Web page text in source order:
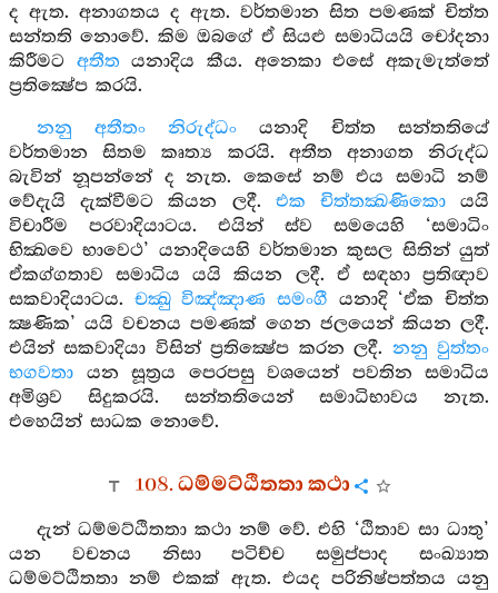
ද ඇත. අනාගතය ද ඇත. වර්තමාන සිත පමණක් චිත්ත
සන්තති නොවේ. කිම ඔබගේ ඒ සියළු සමාධියයි චෝදනා
කිරීමට අතීත යනාදිය කීය. අනෙකා එසේ අකැමැත්තේ
ප්‍රතික්‍ෂේප කරයි.
නනු අතීතං නිරුද්ධං යනාදි චිත්ත සන්තතියේ
වර්තමාන සිතම කෘත්‍ය කරයි. අතීත අනාගත නිරුද්ධ
බැවින් නූපන්නේ ද නැත. කෙසේ නම් එය සමාධි නම්
වේදැයි දැක්වීමට කියන ලදී. එක චිත්තක්‍ඛණිකොයයි
විචාරීම පරවාදියාටය. එයින් ස්ව සමයෙහි ‘සමාධිං
භික්‍ඛවෙ භාවෙථ’ යනාදියෙහි වර්තමාන කුසල සිතින් යුත්
ඒකග්ගතාව සමාධිය යයි කියන ලදී. ඒ සඳහා ප්‍රතිඥාව
සකවාදියාටය. චක්‍ඛු විඤ්ඤාණ සමංගී යනාදි ‘ඒක චිත්ත
ක්‍ෂණික’ යයි වචනය පමණක් ගෙන ජලයෙන් කියන ලදී.
එයින් සකවාදියා විසින් ප්‍රතික්‍ෂේප කරන ලදී. නනු වුත්තං
භගවතා යන සූත්‍රය පෙරපසු වශයෙන් පවතින සමාධිය
අමිශ්‍රව සිදුකරයි. සන්තතියෙන් සමාධිභාවය නැත.
එහෙයින් සාධක නොවේ.
108. ධම්මට්ඨිතතා කථා
දැන් ධම්මට්ඨිතතා කථා නම් වේ. එහි ‘ඨිතාව සා ධාතු’
යන වචනය නිසා පටිච්ච සමුප්පාද සංඛ්‍යාත
ධම්මට්ඨිතතා නම් එකක් ඇත. එයද පරිනිෂ්පත්තය යනු